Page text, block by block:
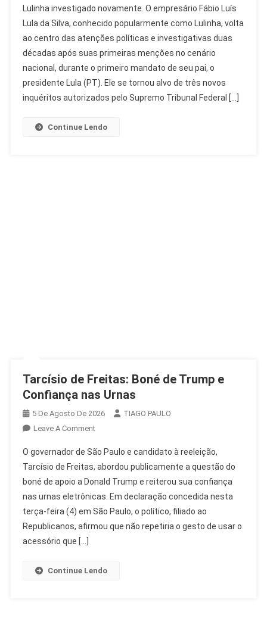
Investigado:
Histórico
De
Apurações
Sem
Condenação
Lulinha investigado novamente. O empresário Fábio Luís
Lula da Silva, conhecido popularmente como Lulinha, volta
ao centro das atenções políticas e investigativas duas
décadas após suas primeiras menções no cenário
nacional, durante o primeiro mandato de seu pai, o
presidente Lula (PT). Ele se tornou alvo de três novos
inquéritos autorizados pelo Supremo Tribunal Federal […]
Continue Lendo
Tarcísio de Freitas: Boné de Trump e
Confiança nas Urnas
5 De Agosto De 2026
TIAGO PAULO
Leave A CommentOn
De
Freitas:
Boné
De
Trump
E
O governador de São Paulo e candidato à reeleição,
Tarcísio de Freitas, abordou publicamente a questão do
boné de apoio a Donald Trump e reiterou sua confiança
nas urnas eletrônicas. Em declaração concedida nesta
terça-feira (4) em São Paulo, o político, filiado ao
Republicanos, afirmou que não repetiria o gesto de usar o
acessório que […]
Continue Lendo